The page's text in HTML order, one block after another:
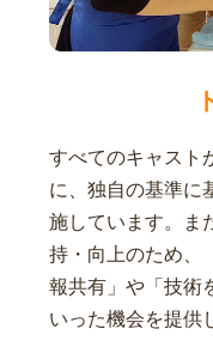
すべてのキャスト
に、独自の基準に
施しています。ま
持・向上のため、
報共有」や「技術
いった機会を提供